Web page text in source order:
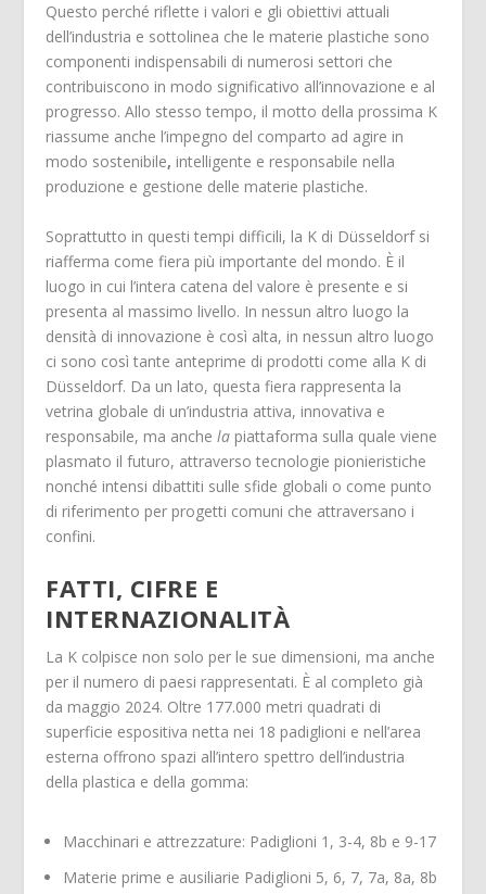
Questo perché riflette i valori e gli obiettivi attuali
dell’industria e sottolinea che le materie plastiche sono
componenti indispensabili di numerosi settori che
contribuiscono in modo significativo all’innovazione e al
progresso. Allo stesso tempo, il motto della prossima K
riassume anche l’impegno del comparto ad agire in
modo sostenibile, intelligente e responsabile nella
produzione e gestione delle materie plastiche.
Soprattutto in questi tempi difficili, la K di Düsseldorf si
riafferma come fiera più importante del mondo. È il
luogo in cui l’intera catena del valore è presente e si
presenta al massimo livello. In nessun altro luogo la
densità di innovazione è così alta, in nessun altro luogo
ci sono così tante anteprime di prodotti come alla K di
Düsseldorf. Da un lato, questa fiera rappresenta la
vetrina globale di un’industria attiva, innovativa e
responsabile, ma anchela piattaforma sulla quale viene
plasmato il futuro, attraverso tecnologie pionieristiche
nonché intensi dibattiti sulle sfide globali o come punto
di riferimento per progetti comuni che attraversano i
confini.
FATTI, CIFRE E
INTERNAZIONALITÀ
La K colpisce non solo per le sue dimensioni, ma anche
per il numero di paesi rappresentati. È al completo già
da maggio 2024. Oltre 177.000 metri quadrati di
superficie espositiva netta nei 18 padiglioni e nell’area
esterna offrono spazi all’intero spettro dell’industria
della plastica e della gomma:
Macchinari e attrezzature: Padiglioni 1, 3-4, 8b e 9-17
Materie prime e ausiliarie Padiglioni 5, 6, 7, 7a, 8a, 8b